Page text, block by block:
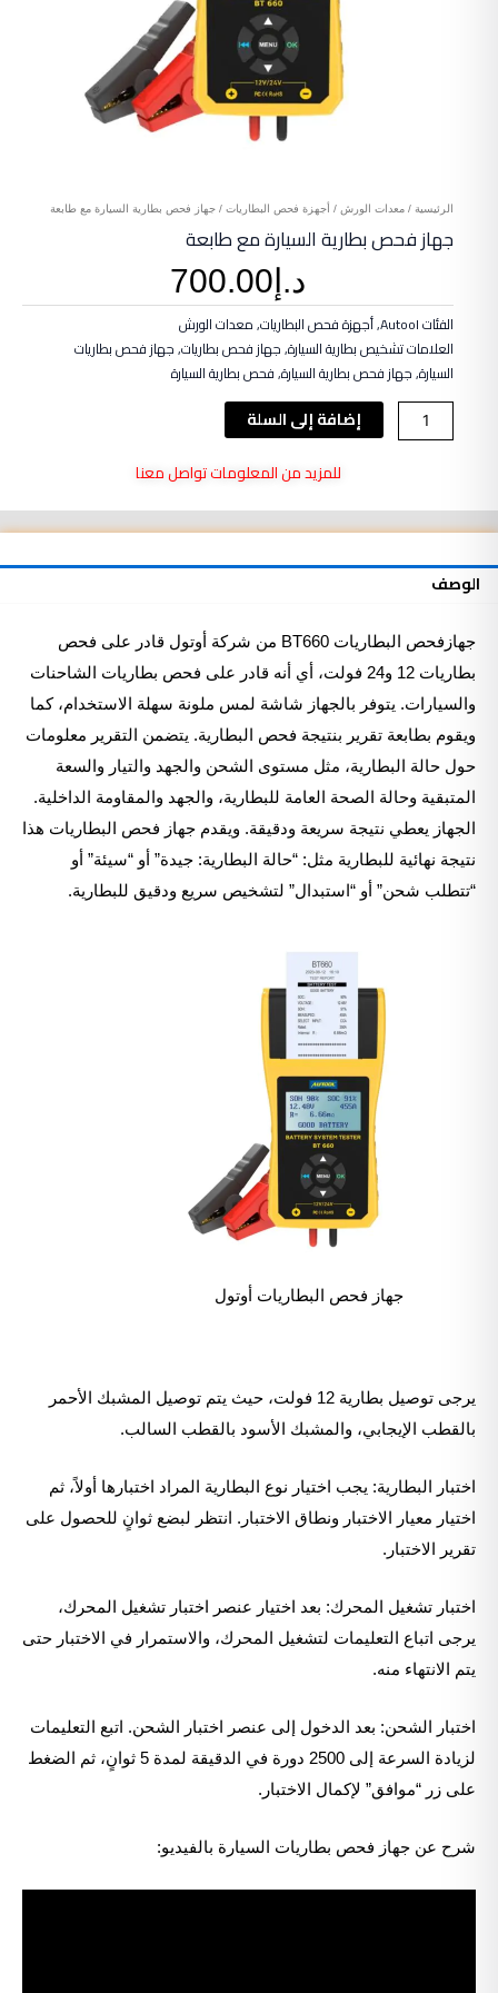
الرئيسية / معدات الورش / أجهزة فحص البطاريات / جهاز فحص بطارية السيارة مع طابعة
جهاز فحص بطارية السيارة مع طابعة
د.إ700.00
الفئاتAutool
,أجهزة فحص البطاريات,معدات الورش
العلاماتتشخيص بطارية السيارة,جهاز فحص بطاريات,جهاز فحص بطاريات
السيارة,جهاز فحص بطارية السيارة,فحص بطارية السيارة
كمية
جهاز
السيارة
مع
طابعة
إضافة إلى السلة
للمزيد من المعلومات تواصل معنا
الوصف
جهازفحص البطاريات BT660 من شركة أوتول قادر على فحص
بطاريات 12 و24 فولت، أي أنه قادر على فحص بطاريات الشاحنات
والسيارات. يتوفر بالجهاز شاشة لمس ملونة سهلة الاستخدام، كما
ويقوم بطابعة تقرير بنتيجة فحص البطارية. يتضمن التقرير معلومات
حول حالة البطارية، مثل مستوى الشحن والجهد والتيار والسعة
المتبقية وحالة الصحة العامة للبطارية، والجهد والمقاومة الداخلية.
الجهاز يعطي نتيجة سريعة ودقيقة. ويقدم جهاز فحص البطاريات هذا
نتيجة نهائية للبطارية مثل: “حالة البطارية: جيدة” أو “سيئة” أو
“تتطلب شحن” أو “استبدال” لتشخيص سريع ودقيق للبطارية.
جهاز فحص البطاريات أوتول
يرجى توصيل بطارية 12 فولت، حيث يتم توصيل المشبك الأحمر
بالقطب الإيجابي، والمشبك الأسود بالقطب السالب.
اختبار البطارية: يجب اختيار نوع البطارية المراد اختبارها أولاً، ثم
اختيار معيار الاختبار ونطاق الاختبار. انتظر لبضع ثوانٍ للحصول على
تقرير الاختبار.
اختبار تشغيل المحرك: بعد اختيار عنصر اختبار تشغيل المحرك،
يرجى اتباع التعليمات لتشغيل المحرك، والاستمرار في الاختبار حتى
يتم الانتهاء منه.
اختبار الشحن: بعد الدخول إلى عنصر اختبار الشحن. اتبع التعليمات
لزيادة السرعة إلى 2500 دورة في الدقيقة لمدة 5 ثوانٍ، ثم الضغط
على زر “موافق” لإكمال الاختبار.
شرح عن جهاز فحص بطاريات السيارة بالفيديو: